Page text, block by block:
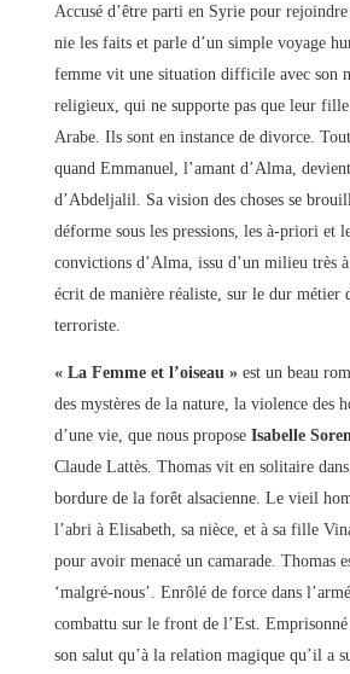
Accusé d’être parti en Syrie pour
nie les faits et parle d’un simple voyage
femme vit une situation difficile avec son
religieux, qui ne supporte pas que leur fille
Arabe. Ils sont en instance de divorce.
quand Emmanuel, l’amant d’Alma,
d’Abdeljalil. Sa vision des choses se
déforme sous les pressions, les à-priori et
convictions d’Alma, issu d’un milieu très
écrit de manière réaliste, sur le dur métier
terroriste.
« La Femme et l’oiseau »est un beau
des mystères de la nature, la violence des
d’une vie, que nous propose Isabelle
Claude Lattès. Thomas vit en solitaire
bordure de la forêt alsacienne. Le vieil
l’abri à Elisabeth, sa nièce, et à sa fille
pour avoir menacé un camarade. Thomas
‘malgré-nous’. Enrôlé de force dans
combattu sur le front de l’Est.
son salut qu’à la relation magique qu’il a